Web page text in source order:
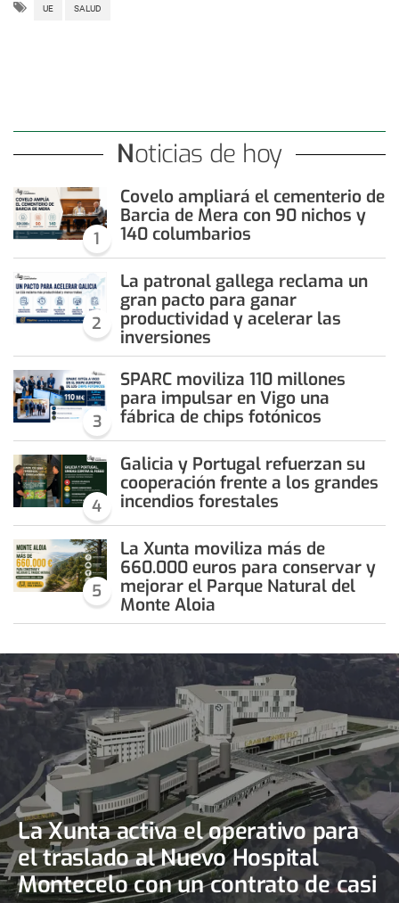
UE SALUD
Noticias de hoy
1
Covelo ampliará el cementerio de
Barcia de Mera con 90 nichos y
140 columbarios
2
La patronal gallega reclama un
gran pacto para ganar
productividad y acelerar las
inversiones
3
SPARC moviliza 110 millones
para impulsar en Vigo una
fábrica de chips fotónicos
4
Galicia y Portugal refuerzan su
cooperación frente a los grandes
incendios forestales
5
La Xunta moviliza más de
660.000 euros para conservar y
mejorar el Parque Natural del
Monte Aloia
La Xunta activa el operativo para
el traslado al Nuevo Hospital
Montecelo con un contrato de casi